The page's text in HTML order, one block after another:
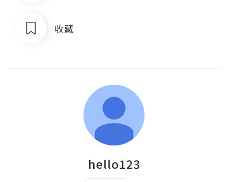
收藏
hello123